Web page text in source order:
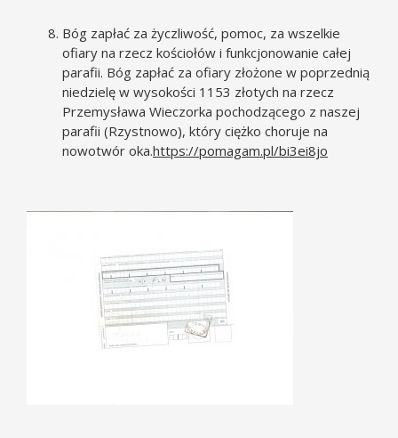
Bóg zapłać za życzliwość, pomoc, za wszelkie
ofiary na rzecz kościołów i funkcjonowanie całej
parafii. Bóg zapłać za ofiary złożone w poprzednią
niedzielę w wysokości 1153 złotych na rzecz
Przemysława Wieczorka pochodzącego z naszej
parafii (Rzystnowo), który ciężko choruje na
nowotwór oka.https://pomagam.pl/bi3ei8jo